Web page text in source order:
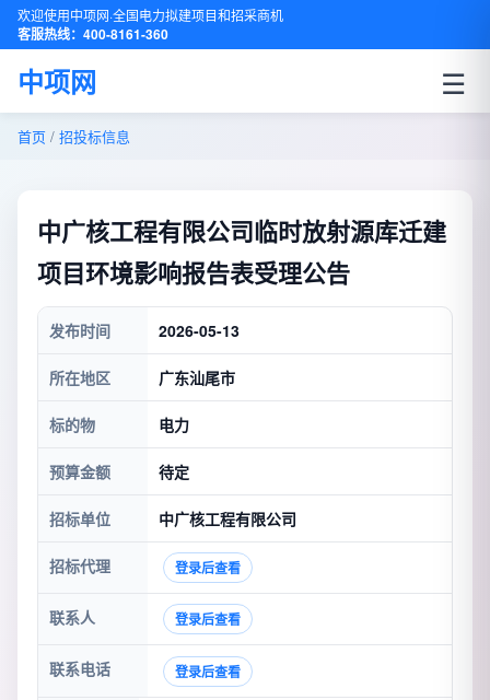
欢迎使用中项网·全国电力拟建项目和招采商机
客服热线：400-8161-360
中项网 ☰
首页 / 招投标信息
中广核工程有限公司临时放射源库迁建
项目环境影响报告表受理公告
发布时间 2026-05-13
所在地区 广东汕尾市
标的物 电力
预算金额 待定
招标单位 中广核工程有限公司
招标代理 登录后查看
联系人 登录后查看
联系电话 登录后查看